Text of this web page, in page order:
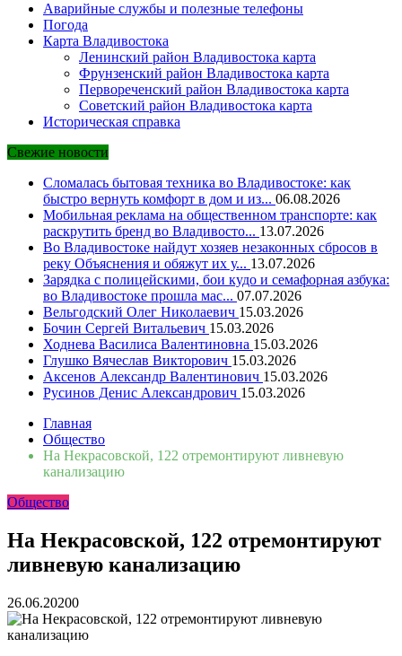
Владивосток — городской сайт
Аварийные службы и полезные телефоны
Погода
Карта Владивостока
Ленинский район Владивостока карта
Фрунзенский район Владивостока карта
Первореченский район Владивостока карта
Советский район Владивостока карта
Историческая справка
Свежие новости
Сломалась бытовая техника во Владивостоке: как
быстро вернуть комфорт в дом и из... 06.08.2026
Мобильная реклама на общественном транспорте: как
раскрутить бренд во Владивосто... 13.07.2026
Во Владивостоке найдут хозяев незаконных сбросов в
реку Объяснения и обяжут их у... 13.07.2026
Зарядка с полицейскими, бои кудо и семафорная азбука:
во Владивостоке прошла мас... 07.07.2026
Вельгодский Олег Николаевич 15.03.2026
Бочин Сергей Витальевич 15.03.2026
Ходнева Василиса Валентиновна 15.03.2026
Глушко Вячеслав Викторович 15.03.2026
Аксенов Александр Валентинович 15.03.2026
Русинов Денис Александрович 15.03.2026
Главная
Общество
На Некрасовской, 122 отремонтируют ливневую
канализацию
Общество
На Некрасовской, 122 отремонтируют
ливневую канализацию
26.06.20200